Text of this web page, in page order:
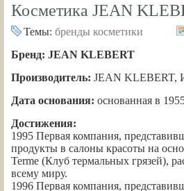
Косметика JEAN
Темы: бренды косметики
Бренд: JEAN KLEBERT
Производитель: JEAN KLEBERT,
Дата основания: основанная в
Достижения:
1995 Первая компания,
продукты в салоны красоты на
Terme (Клуб термальных грязей),
всему миру.
1996 Первая компания,